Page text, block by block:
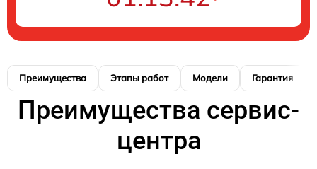
Преимущества Этапы работ Модели Гарантия
Преимущества сервис-
центра